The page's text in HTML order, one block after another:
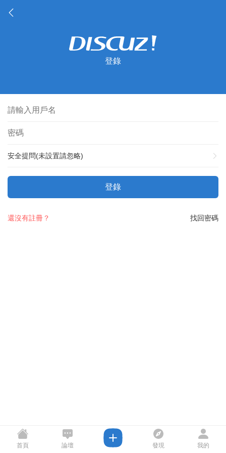
登錄
安全提問(未設置請忽略)
登錄
找回密碼
還沒有註冊？
首頁 論壇 發現 我的